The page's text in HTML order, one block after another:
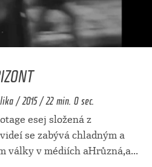
/ 2015 / 22 min. 0 sec.
esej složená z
se zabývá chladným a
války v médiích aHrůzná,a...